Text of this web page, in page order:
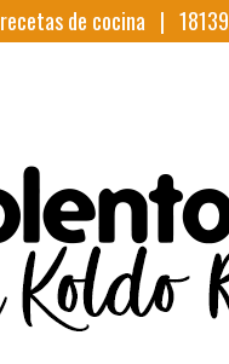
recetas de cocina | 18139